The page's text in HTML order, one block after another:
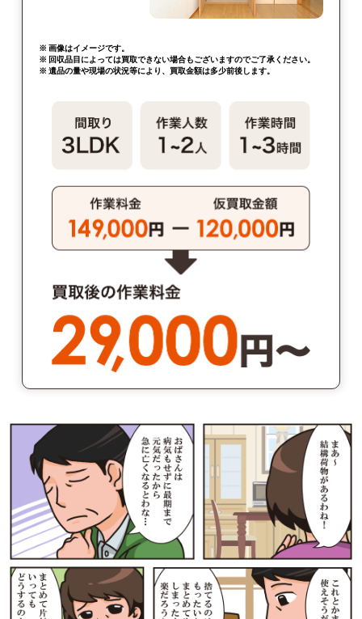
※ 画像はイメージです。
※ 回収品目によっては買取できない場合もございますのでご了承ください。
※ 遺品の量や現場の状況等により、買取金額は多少前後します。